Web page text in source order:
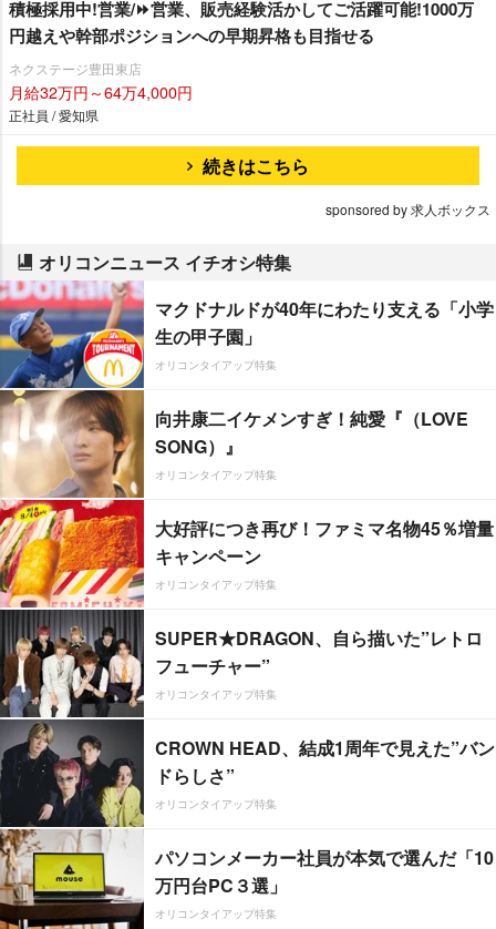
積極採用中!営業/⏩️営業、販売経験活かしてご活躍可能!1000万
円越えや幹部ポジションへの早期昇格も目指せる
ネクステージ豊田東店
月給32万円～64万4,000円
正社員 / 愛知県
続きはこちら
sponsored by 求人ボックス
オリコンニュース イチオシ特集
マクドナルドが40年にわたり支える「小学
生の甲子園」
オリコンタイアップ特集
向井康二イケメンすぎ！純愛『（LOVE
SONG）』
オリコンタイアップ特集
大好評につき再び！ファミマ名物45％増量
キャンペーン
オリコンタイアップ特集
SUPER★DRAGON、自ら描いた”レトロ
フューチャー”
オリコンタイアップ特集
CROWN HEAD、結成1周年で見えた”バン
ドらしさ”
オリコンタイアップ特集
パソコンメーカー社員が本気で選んだ「10
万円台PC３選」
オリコンタイアップ特集